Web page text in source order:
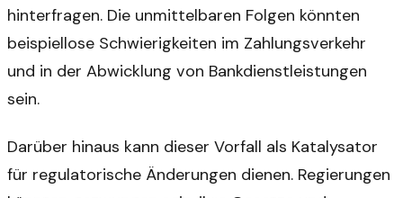
hinterfragen. Die unmittelbaren Folgen könnten
beispiellose Schwierigkeiten im Zahlungsverkehr
und in der Abwicklung von Bankdienstleistungen
sein.
Darüber hinaus kann dieser Vorfall als Katalysator
für regulatorische Änderungen dienen. Regierungen